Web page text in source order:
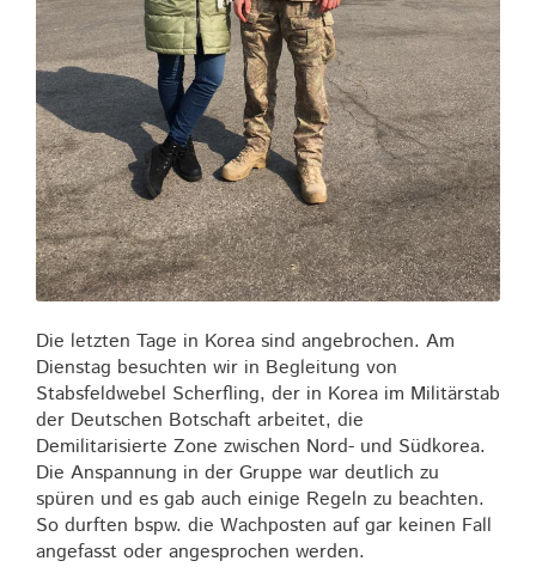
Die letzten Tage in Korea sind angebrochen. Am
Dienstag besuchten wir in Begleitung von
Stabsfeldwebel Scherfling, der in Korea im Militärstab
der Deutschen Botschaft arbeitet, die
Demilitarisierte Zone zwischen Nord- und Südkorea.
Die Anspannung in der Gruppe war deutlich zu
spüren und es gab auch einige Regeln zu beachten.
So durften bspw. die Wachposten auf gar keinen Fall
angefasst oder angesprochen werden.